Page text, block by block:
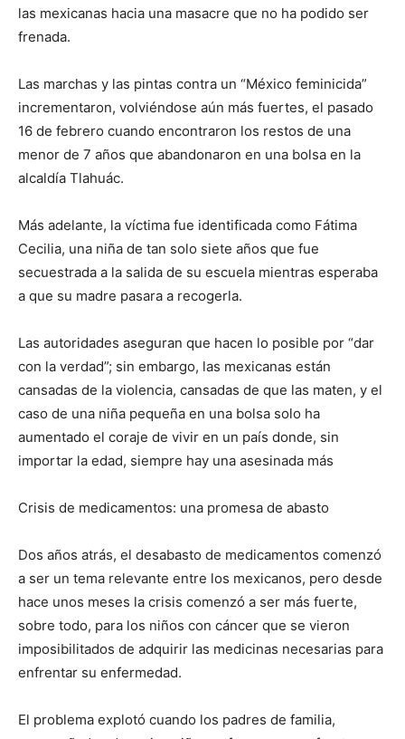
las mexicanas hacia una masacre que no ha podido ser
frenada.
Las marchas y las pintas contra un “México feminicida”
incrementaron, volviéndose aún más fuertes, el pasado
16 de febrero cuando encontraron los restos de una
menor de 7 años que abandonaron en una bolsa en la
alcaldía Tlahuác.
Más adelante, la víctima fue identificada como Fátima
Cecilia, una niña de tan solo siete años que fue
secuestrada a la salida de su escuela mientras esperaba
a que su madre pasara a recogerla.
Las autoridades aseguran que hacen lo posible por “dar
con la verdad”; sin embargo, las mexicanas están
cansadas de la violencia, cansadas de que las maten, y el
caso de una niña pequeña en una bolsa solo ha
aumentado el coraje de vivir en un país donde, sin
importar la edad, siempre hay una asesinada más
Crisis de medicamentos: una promesa de abasto
Dos años atrás, el desabasto de medicamentos comenzó
a ser un tema relevante entre los mexicanos, pero desde
hace unos meses la crisis comenzó a ser más fuerte,
sobre todo, para los niños con cáncer que se vieron
imposibilitados de adquirir las medicinas necesarias para
enfrentar su enfermedad.
El problema explotó cuando los padres de familia,